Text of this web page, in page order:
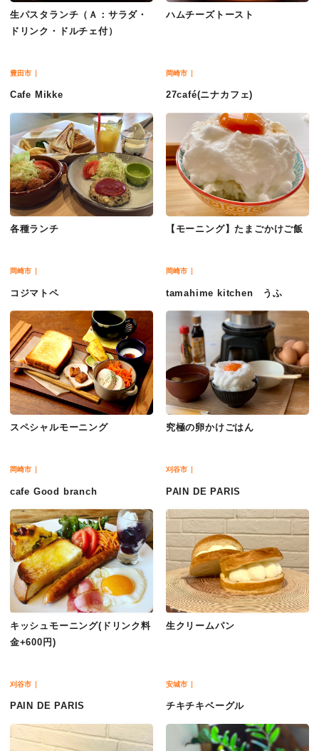
生パスタランチ（Ａ：サラダ・
ドリンク・ドルチェ付）
ハムチーズトースト
豊田市
Cafe Mikke
各種ランチ
岡崎市
27café(ニナカフェ)
【モーニング】たまごかけご飯
岡崎市
コジマトペ
スペシャルモーニング
岡崎市
tamahime kitchen うふ
究極の卵かけごはん
岡崎市
cafe Good branch
キッシュモーニング(ドリンク料
金+600円)
刈谷市
PAIN DE PARIS
生クリームパン
刈谷市
PAIN DE PARIS
安城市
チキチキベーグル